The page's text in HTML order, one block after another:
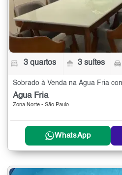
3 quartos 3 suítes
Sobrado à Venda na Água Fria
Água Fria
Zona Norte - São Paulo
WhatsApp